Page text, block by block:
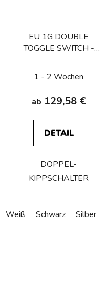
EU 1G DOUBLE
TOGGLE SWITCH -
1 - 2 Wochen
ab 129,58 €
DETAIL
DOPPEL-
KIPPSCHALTER
Weiß Schwarz Silber